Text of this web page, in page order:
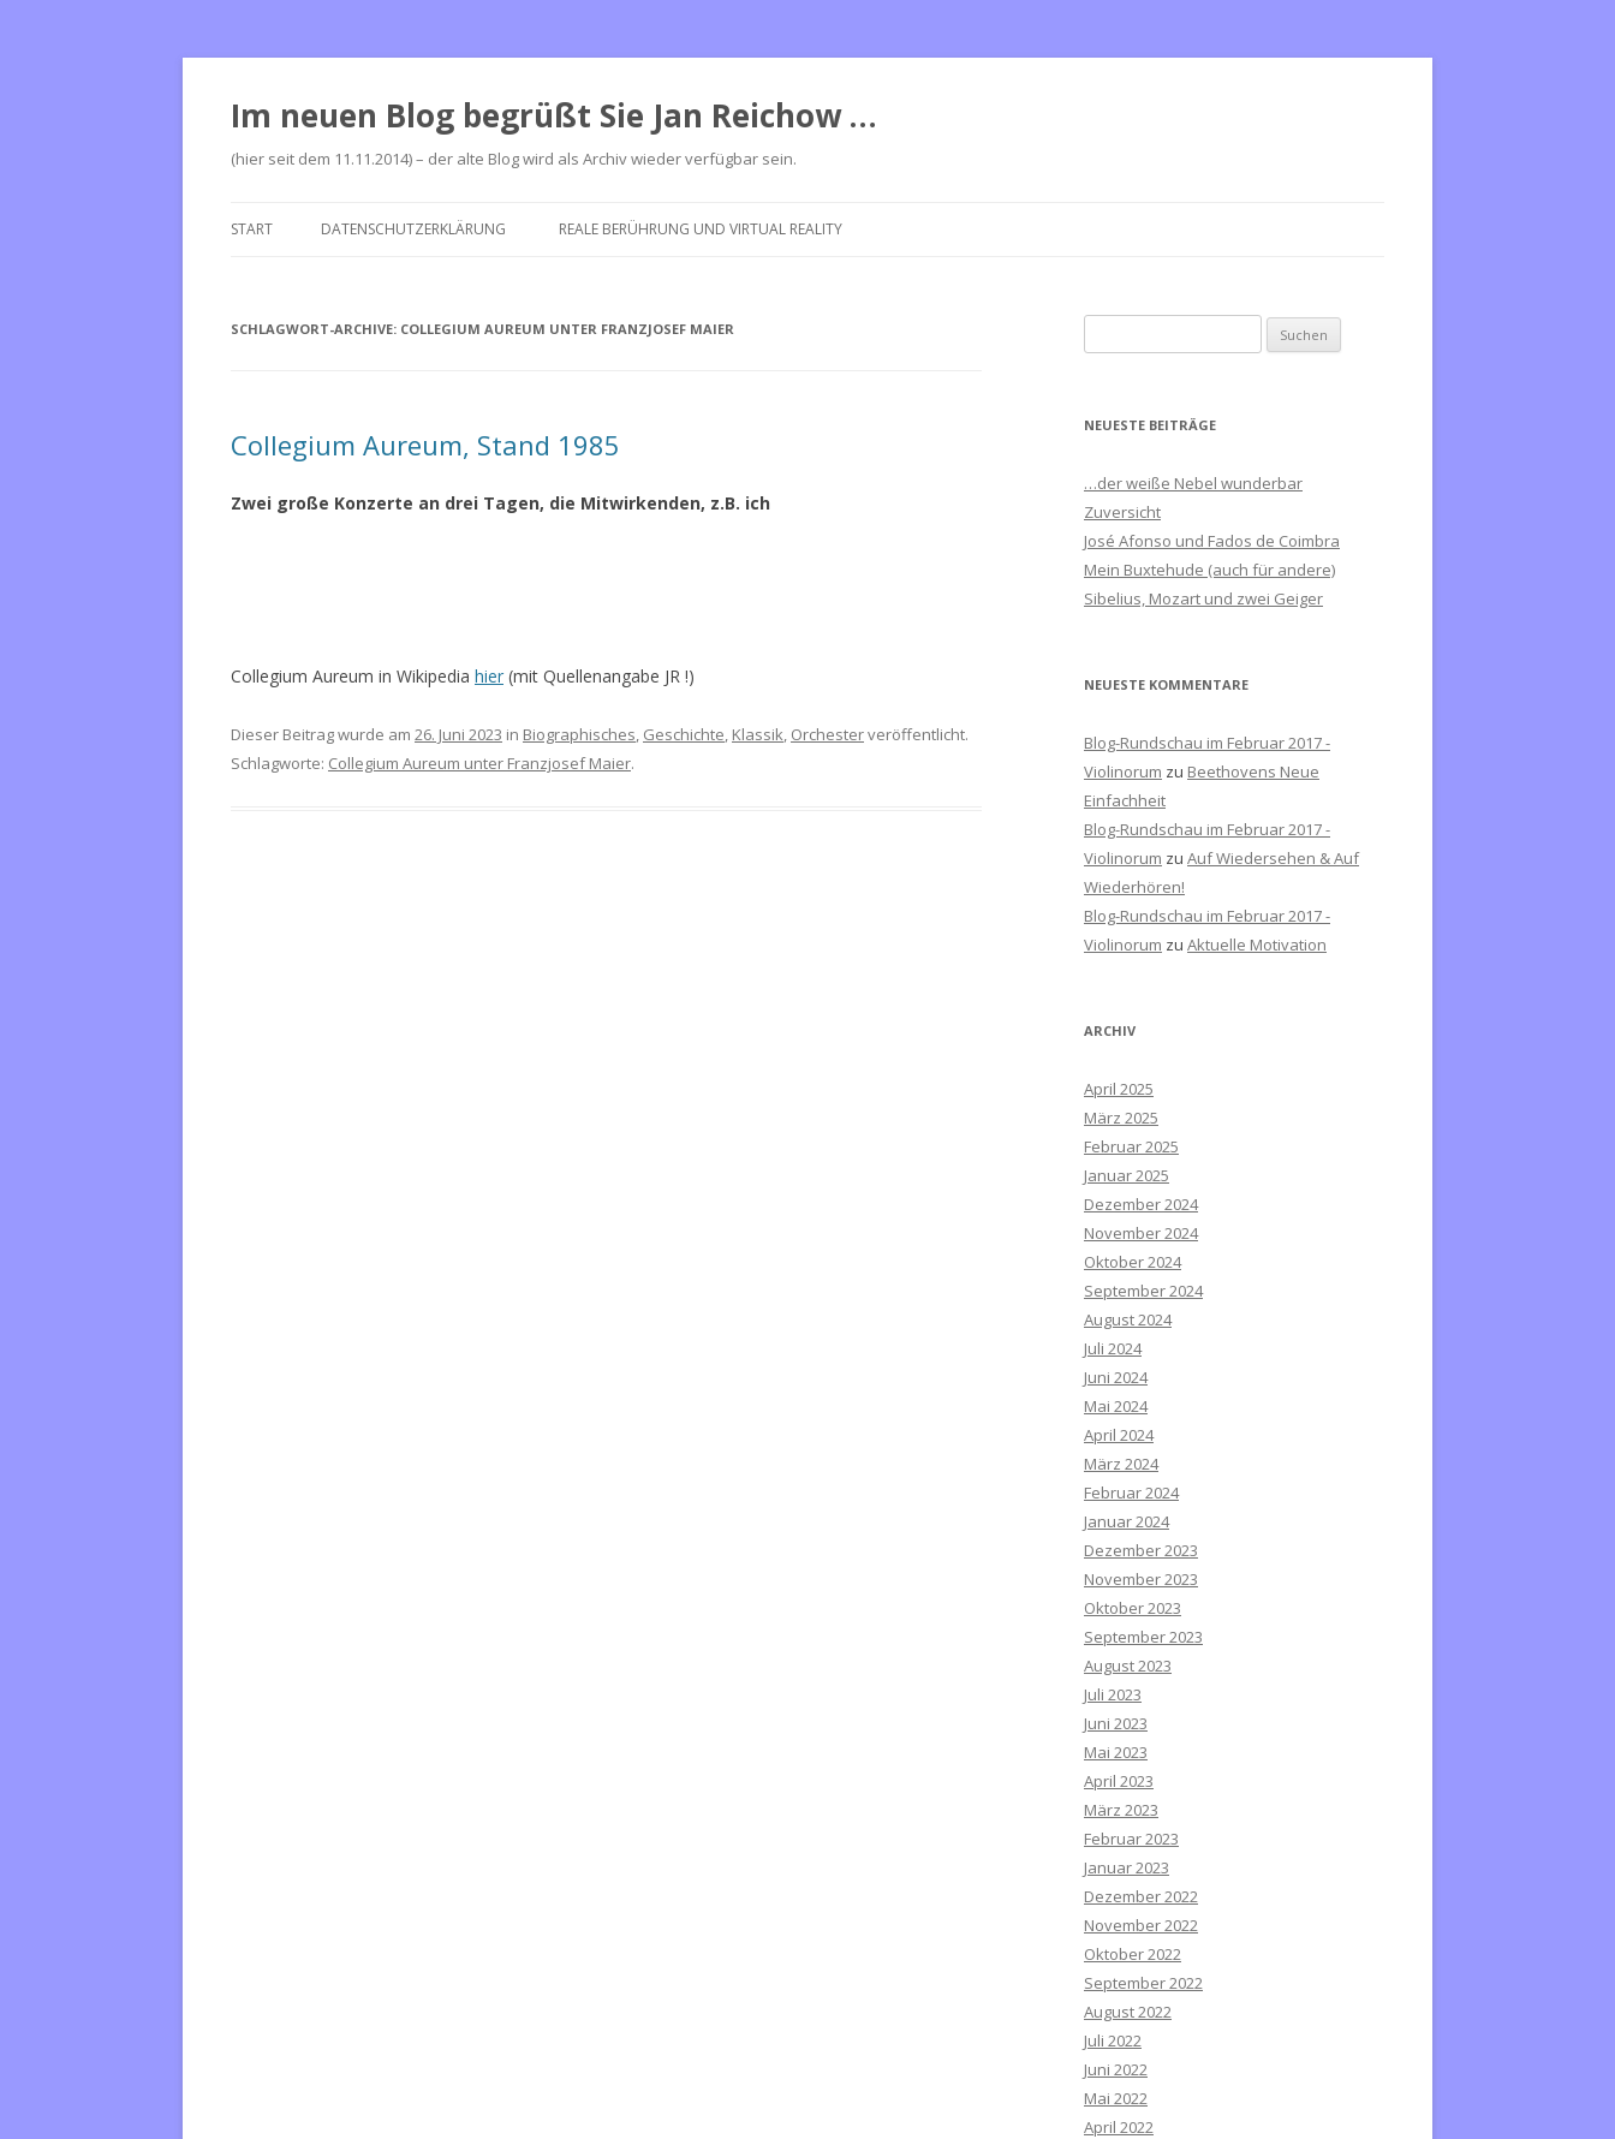
Im neuen Blog begrüßt Sie Jan Reichow …
(hier seit dem 11.11.2014) – der alte Blog wird als Archiv wieder verfügbar sein.
Inhalt
START DATENSCHUTZERKLÄRUNG REALE BERÜHRUNG UND VIRTUAL REALITY
SCHLAGWORT-ARCHIVE: COLLEGIUM AUREUM UNTER FRANZJOSEF MAIER
Collegium Aureum, Stand 1985
Zwei große Konzerte an drei Tagen, die Mitwirkenden, z.B. ich
Collegium Aureum in Wikipedia hier (mit Quellenangabe JR !)
Dieser Beitrag wurde am 26. Juni 2023 in Biographisches, Geschichte, Klassik, Orchesterveröffentlicht.
Schlagworte: Collegium Aureum unter Franzjosef Maier.
u
h
n
a
c
h
NEUESTE BEITRÄGE
…der weiße Nebel wunderbar
Zuversicht
José Afonso und Fados de Coimbra
Mein Buxtehude (auch für andere)
Sibelius, Mozart und zwei Geiger
NEUESTE KOMMENTARE
Blog-Rundschau im Februar 2017 -
Violinorum zu Beethovens Neue
Einfachheit
Blog-Rundschau im Februar 2017 -
Violinorum zu Auf Wiedersehen & Auf
Wiederhören!
Blog-Rundschau im Februar 2017 -
Violinorum zu Aktuelle Motivation
ARCHIV
April 2025
März 2025
Februar 2025
Januar 2025
Dezember 2024
November 2024
Oktober 2024
September 2024
August 2024
Juli 2024
Juni 2024
Mai 2024
April 2024
März 2024
Februar 2024
Januar 2024
Dezember 2023
November 2023
Oktober 2023
September 2023
August 2023
Juli 2023
Juni 2023
Mai 2023
April 2023
März 2023
Februar 2023
Januar 2023
Dezember 2022
November 2022
Oktober 2022
September 2022
August 2022
Juli 2022
Juni 2022
Mai 2022
April 2022